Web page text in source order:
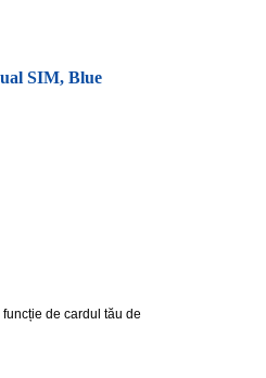
SIM, Blue
de cardul tău de